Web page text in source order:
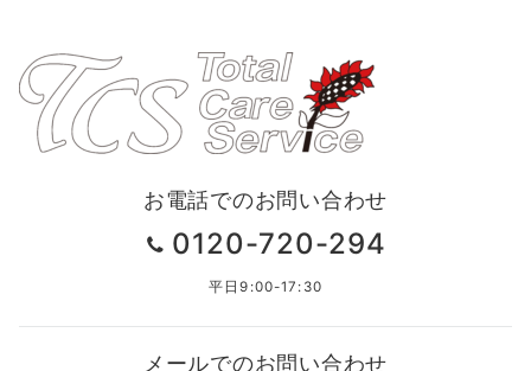
お電話でのお問い合わせ
0120-720-294
平日9:00-17:30
メールでのお問い合わせ